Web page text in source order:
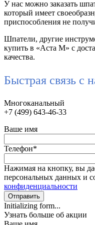
У нас можно заказать
который имеет
приспособления не
Шпатели, другие
купить в «Аста М» с
качества.
Быстрая связь с
Многоканальный
+7 (499) 643-46-33
Ваше имя
Телефон*
Нажимая на кнопку, вы
персональных данных и
конфиденциальности
Отправить
Initializing form...
Узнать больше об акции